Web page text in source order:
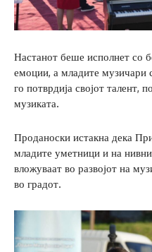
Настанот беше исполнет со
емоции, а младите музичари
го потврдија својот талент,
музиката.
Проданоски истакна дека
младите уметници и на
вложуваат во развојот на
во градот.